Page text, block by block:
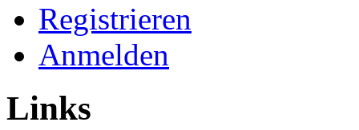
Registrieren
Anmelden
Links